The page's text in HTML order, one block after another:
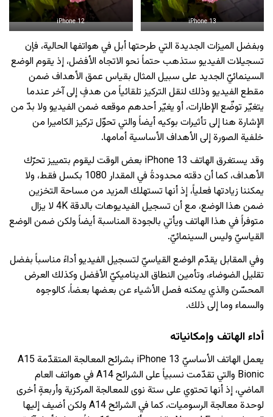
iPhone 13
iPhone 12
وبفضل الميزات الجديدة التي طرحتها أبل في هواتفها الحالية، فإن
تسجيلات الفيديو ستذهب حتماً نحو الاتجاه الأفضل، إذ يقوم الوضع
السينمائيّ الجديد على سبيل المثال بقياس عمق الأهداف ضمن
مقطع الفيديو وذلك لنقل التركيز تلقائياً من هدفٍ إلى آخر عندما
يتغيّر توضّع الإطارات، أو يغيّر أحدهم موقعه ضمن الفيديو ولا بدّ من
الإشارة هنا إلى تأثيرات بوكيه أيضاً والتي تحوّل تركيز الكاميرا من
خلفية الصورة إلى الأهداف الأساسية أمامها.
وقد يستغرق الهاتف iPhone 13 بعض الوقت ليقوم بتمييز تحرّك
الأهداف، كما أن دقته محدودةً في المقدار 1080 بكسل فقط، ولا
يمكننا زيادتها فعلياً، إذ أنها تستهلك المزيد من مساحة التخزين
ضمن هذا الوضع، مع أن تسجيل الفيديوهات بالدقة 4K لا يزال
متوفراً في هذا الهاتف ويأتي بالجودة المناسبة أيضاً ولكن ضمن الوضع
القياسيّ وليس السينمائيّ.
وفي المقابل يقدّم الوضع القياسيّ لتسجيل الفيديو أداءً مناسباً بفضل
تقليل الضوضاء، وتأمين النطاق الديناميكيّ الأفضل وكذلك العرض
المحسّن والذي يمكنه فصل الأشياء عن بعضها بعضاً، كالوجوه
والسماء وما إلى ذلك.
أداء الهاتف وإمكانياته
يعمل الهاتف الأساسيّ iPhone 13 بشرائح المعالجة المتقدّمة A15
Bionic والتي تقدّمت نسبياً على الشرائح A14 في هواتف العام
الماضي، إذ أنها تحتوي على ستة نوى للمعالجة المركزية وأربعةٍ أخرى
لوحدة معالجة الرسوميات، كما في الشرائح A14 ولكن أضيف إليها